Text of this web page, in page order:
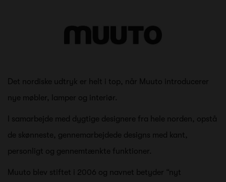
Det nordiske udtryk er helt i top, når Muuto introducerer
nye møbler, lamper og interiør.
I samarbejde med dygtige designere fra hele norden, opstå
de skønneste, gennemarbejdede designs med kant,
personligt og gennemtænkte funktioner.
Muuto blev stiftet i 2006 og navnet betyder “nyt